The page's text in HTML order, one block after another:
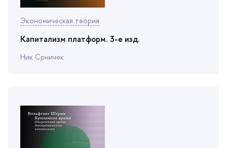
Экономическая теория
Капитализм платформ. 3-е изд.
Ник Срничек